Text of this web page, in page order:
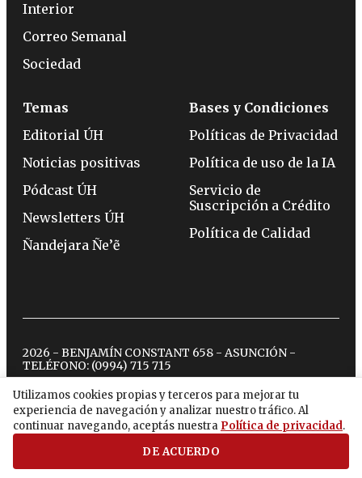
Utilizamos cookies propias y terceros para mejorar tu
experiencia de navegación y analizar nuestro tráfico. Al
continuar navegando, aceptás nuestra Política de privacidad.
DE ACUERDO
Interior
Correo Semanal
Sociedad
Temas
Editorial ÚH
Noticias positivas
Pódcast ÚH
Newsletters ÚH
Ñandejara Ñe’ẽ
Bases y Condiciones
Políticas de Privacidad
Política de uso de la IA
Servicio de
Suscripción a Crédito
Política de Calidad
2026 - BENJAMÍN CONSTANT 658 - ASUNCIÓN -
TELÉFONO: (0994) 715 715
twitterinstagram
facebook
tiktokyoutubespotify